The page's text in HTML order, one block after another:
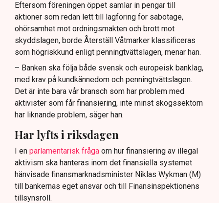
Eftersom föreningen öppet samlar in pengar till
aktioner som redan lett till lagföring för sabotage,
ohörsamhet mot ordningsmakten och brott mot
skyddslagen, borde Återställ Våtmarker klassificeras
som högriskkund enligt penningtvättslagen, menar han.
– Banken ska följa både svensk och europeisk banklag,
med krav på kundkännedom och penningtvättslagen.
Det är inte bara vår bransch som har problem med
aktivister som får finansiering, inte minst skogssektorn
har liknande problem, säger han.
Har lyfts i riksdagen
I en parlamentarisk fråga om hur finansiering av illegal
aktivism ska hanteras inom det finansiella systemet
hänvisade finansmarknadsminister Niklas Wykman (M)
till bankernas eget ansvar och till Finansinspektionens
tillsynsroll.